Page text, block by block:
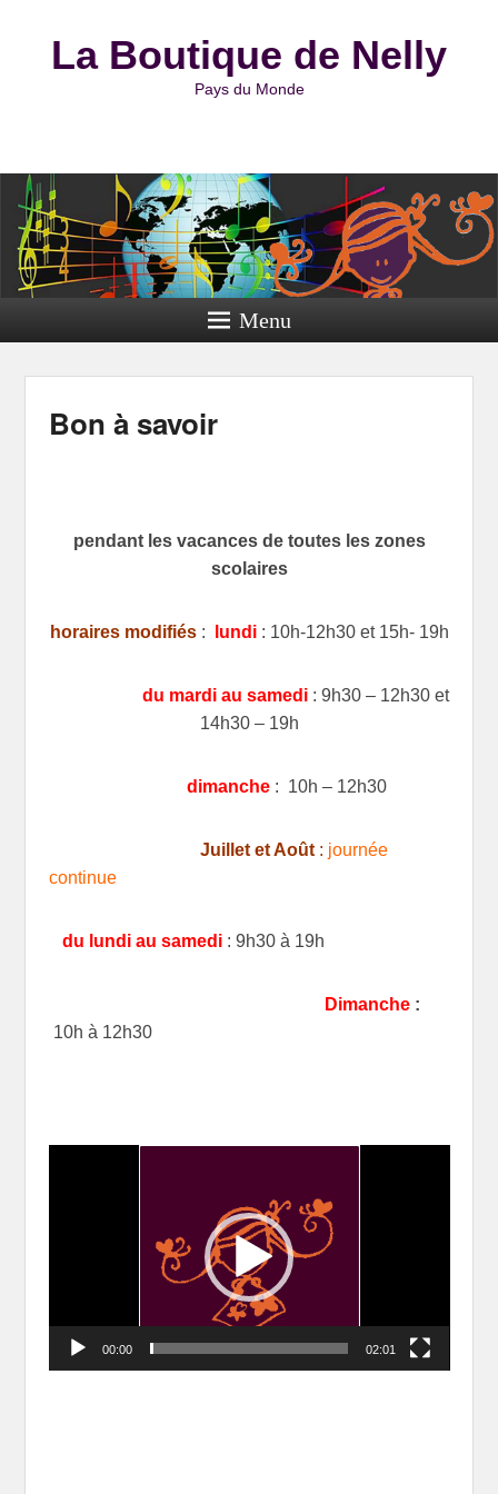
La Boutique de Nelly
Pays du Monde
Menu
Bon à savoir
pendant les vacances de toutes les zones
scolaires
horaires modifiés: lundi: 10h-12h30 et 15h- 19h
du mardi au samedi : 9h30 – 12h30 et
14h30 – 19h
dimanche : 10h – 12h30
Juillet et Août : journée
continue
du lundi au samedi: 9h30 à 19h
Dimanche:
10h à 12h30
00:00 02:01